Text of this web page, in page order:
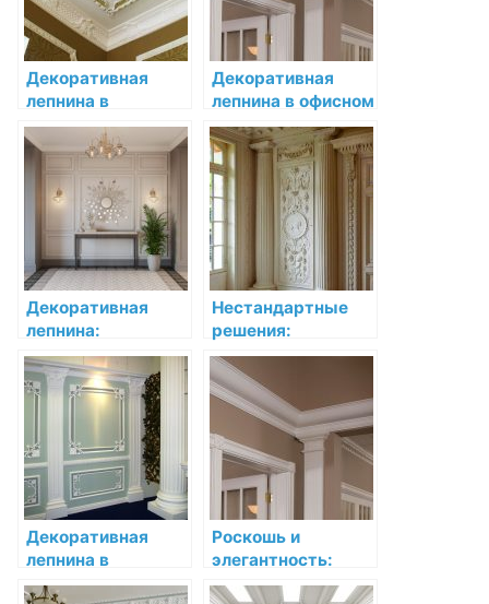
Декоративная
лепнина в
загородном доме:
стиль и роскошь
Декоративная
лепнина в офисном
интерьере:
примеры
реализации
Декоративная
лепнина:
Украшение
интерьера в стиле
ар-нуво
Нестандартные
решения:
декоративная
лепнина в
необычных местах
Декоративная
лепнина в
современном
Роскошь и
элегантность:
декоративная